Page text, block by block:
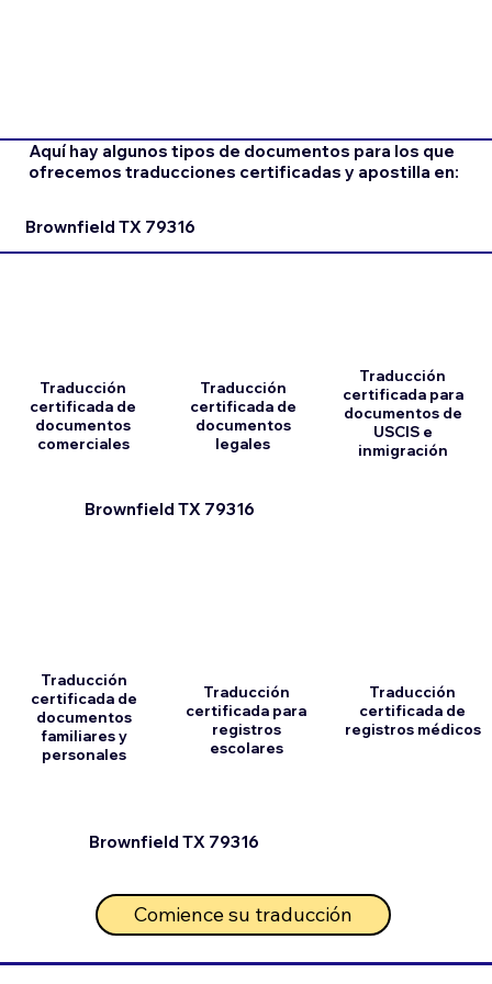
Aquí hay algunos tipos de documentos para los que
ofrecemos traducciones certificadas y apostilla en:
Brownfield TX 79316
Brownfield TX 79316
Traducción
certificada de
documentos
comerciales
Traducción
certificada de
documentos
familiares y
personales
Traducción
certificada de
documentos
legales
Traducción
certificada para
registros
escolares
Comience su traducción
Brownfield TX 79316
Traducción
certificada para
documentos de
USCIS e
inmigración
Traducción
certificada de
registros médicos